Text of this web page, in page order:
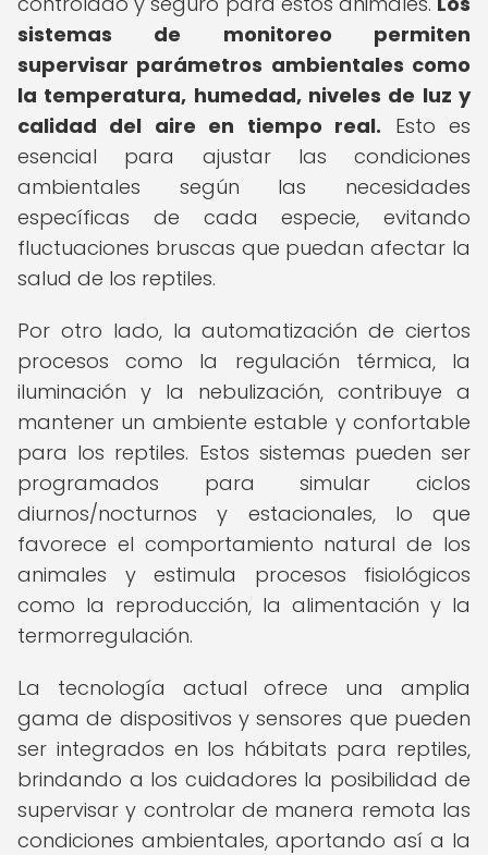
sistemas de monitoreo permiten
supervisar parámetros ambientales como
la temperatura, humedad, niveles de luz y
calidad del aire en tiempo real. Esto es
esencial para ajustar las condiciones
ambientales según las necesidades
específicas de cada especie, evitando
fluctuaciones bruscas que puedan afectar la
salud de los reptiles.
Por otro lado, la automatización de ciertos
procesos como la regulación térmica, la
iluminación y la nebulización, contribuye a
mantener un ambiente estable y confortable
para los reptiles. Estos sistemas pueden ser
programados para simular ciclos
diurnos/nocturnos y estacionales, lo que
favorece el comportamiento natural de los
animales y estimula procesos fisiológicos
como la reproducción, la alimentación y la
termorregulación.
La tecnología actual ofrece una amplia
gama de dispositivos y sensores que pueden
ser integrados en los hábitats para reptiles,
brindando a los cuidadores la posibilidad de
supervisar y controlar de manera remota las
condiciones ambientales, aportando así a la